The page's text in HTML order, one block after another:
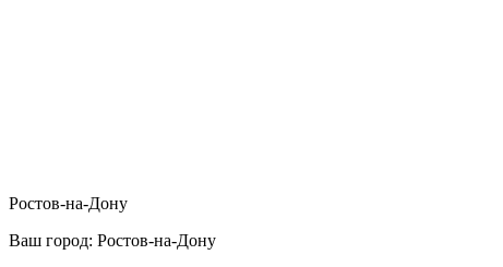
Ростов-на-Дону
Ваш город: Ростов-на-Дону